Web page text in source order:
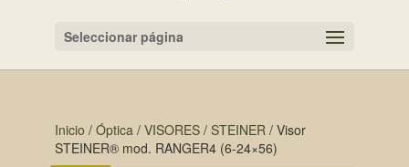
Seleccionar página
Inicio / Óptica/ VISORES/ STEINER/ Visor
STEINER® mod. RANGER4 (6-24×56)